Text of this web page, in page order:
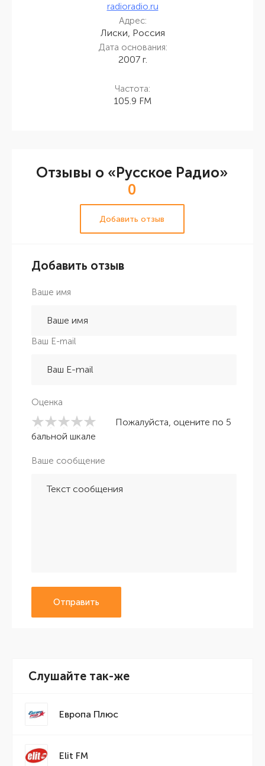
radioradio.ru
Адрес:
Лиски, Россия
Дата основания:
2007 г.
Частота:
105.9 FM
Отзывы о «Русское Радио»
0
Добавить отзыв
Добавить отзыв
Ваше имя
Ваш E-mail
Оценка
Пожалуйста, оцените по 5
бальной шкале
Ваше сообщение
Отправить
Слушайте так-же
Европа Плюс
Elit FM